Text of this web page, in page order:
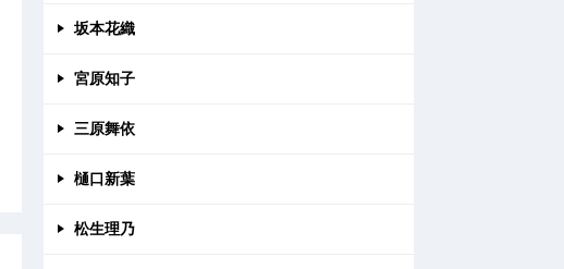
坂本花織
宮原知子
三原舞依
樋口新葉
松生理乃